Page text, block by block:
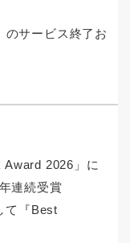
のサービス終了お
2026」に
連続受賞
て『Best